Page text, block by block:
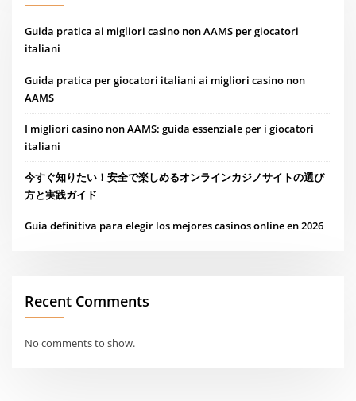
Guida pratica ai migliori casino non AAMS per giocatori
italiani
Guida pratica per giocatori italiani ai migliori casino non
AAMS
I migliori casino non AAMS: guida essenziale per i giocatori
italiani
今すぐ知りたい！安全で楽しめるオンラインカジノサイトの選び
方と実践ガイド
Guía definitiva para elegir los mejores casinos online en 2026
Recent Comments
No comments to show.